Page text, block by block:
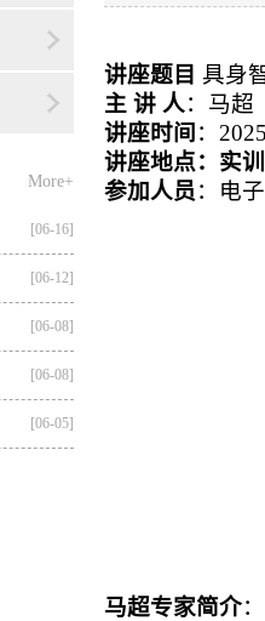
More+
[06-16]
[06-12]
[06-08]
[06-08]
[06-05]
讲座题目 具身
主 讲 人：马超
讲座时间 ：
讲座地点：实
参加人员 ：电
马超专家简介：